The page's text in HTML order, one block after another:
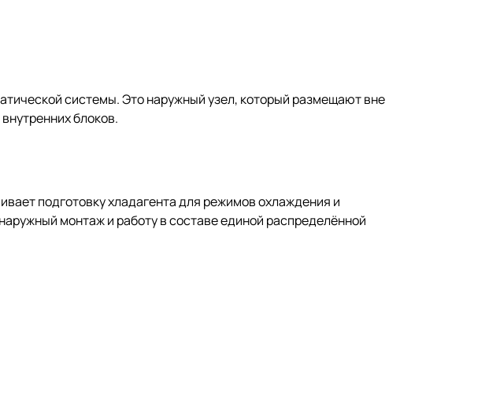
системы. Это наружный узел, который размещают вне
блоков.
подготовку хладагента для режимов охлаждения и
монтаж и работу в составе единой распределённой